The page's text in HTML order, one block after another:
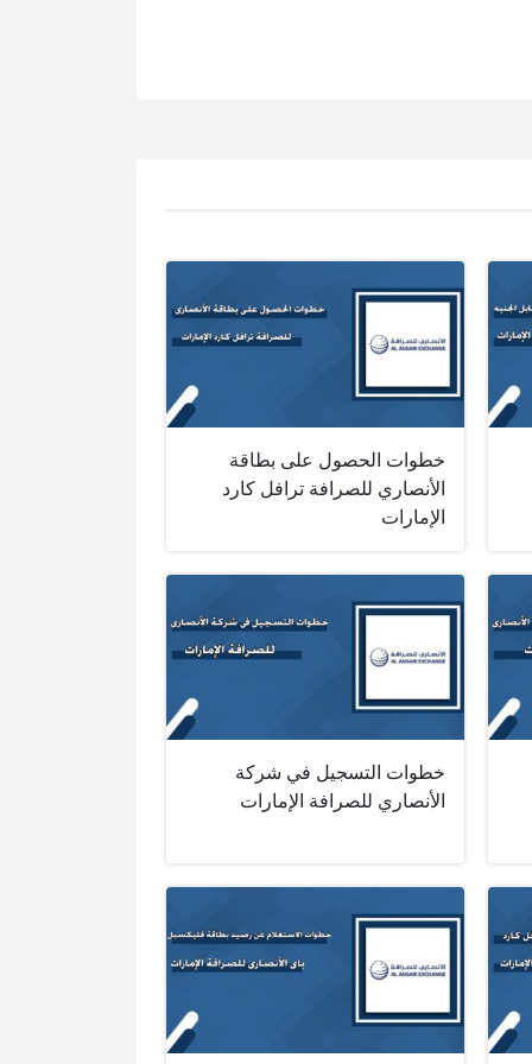
خطوات الحصول على بطاقة
الأنصاري للصرافة ترافل كارد
الإمارات
خطوات التسجيل في شركة
الأنصاري للصرافة الإمارات